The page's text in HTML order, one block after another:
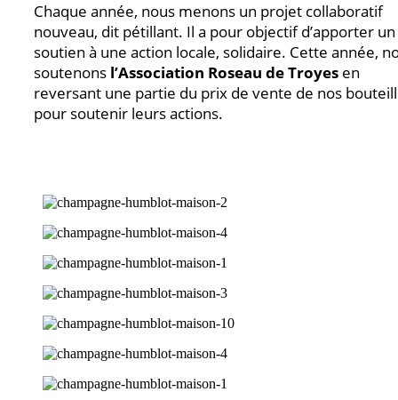
Chaque année, nous menons un projet collaboratif
nouveau, dit pétillant. Il a pour objectif d’apporter un
soutien à une action locale, solidaire. Cette année,
soutenons l’Association Roseau de Troyes en
reversant une partie du prix de vente de nos
pour soutenir leurs actions.